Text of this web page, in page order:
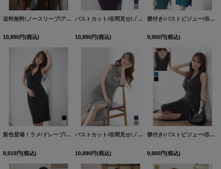
送料無料!ノースリーブ/アシメショルダー/パール/ビジュー/シアー/ラメ生地/タイト/スリット/ミディアムドレス/キャバドレス【S-Lサイズ/4カラー】[OF03]【YN】dzwFV
10,890円(税込)
バストカット/谷間見せ/ノースリーブ/ラメ生地/ストレッチ/タイト/スリット/ミディアムドレス/キャバドレス【S-Mサイズ/2カラー】[OF03] 【YN】dzwuFV
10,890円(税込)
襟付き/バストビジュー/谷間見せ/背中見せ/ノースリーブ/ラメ生地/ストレッチ/タイト/スリット/ミディアムドレス/キャバドレス【S-Mサイズ/2カラー】[OF03]【IM】dzmgFV
9,900円(税込)
新色登場！ラメ/ドレープ/ストレッチ/ノースリーブ/タイト/谷間見せ/ミディアムドレス/キャバドレス【S-Lサイズ/2カラー】[OF03] 【IM】
8,910円(税込)
バストカット/谷間見せ/ノースリーブ/ラメ生地/ストレッチ/タイト/スリット/ミディアムドレス/キャバドレス【S-Mサイズ/2カラー】[OF03] 【YN】dzwuFV
10,890円(税込)
襟付き/バストビジュー/谷間見せ/背中見せ/ノースリーブ/ラメ生地/ストレッチ/タイト/スリット/ミディアムドレス/キャバドレス【S-Mサイズ/2カラー】[OF03]【IM】dzmgFV
9,900円(税込)